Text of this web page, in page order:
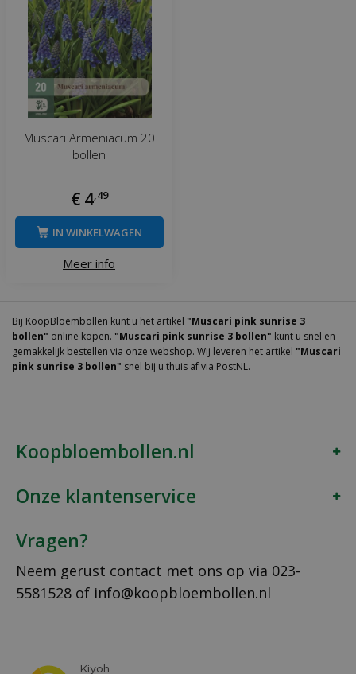
Muscari Armeniacum 20
bollen
€ 4,49
Meer info
IN WINKELWAGEN
Bij KoopBloembollen kunt u het artikel "Muscari pink sunrise 3
bollen" online kopen. "Muscari pink sunrise 3 bollen" kunt u snel en
gemakkelijk bestellen via onze webshop. Wij leveren het artikel "Muscari
pink sunrise 3 bollen" snel bij u thuis af via PostNL.
Koopbloembollen.nl
Onze klantenservice
Vragen?
Neem gerust contact met ons op via 023-
5581528 of info@koopbloembollen.nl